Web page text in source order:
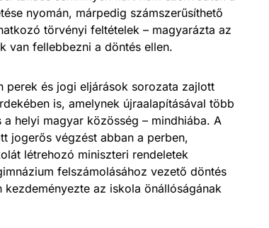
nyomán, márpedig számszerűsíthető
törvényi feltételek – magyarázta az
van fellebbezni a döntés ellen.
perek és jogi eljárások sorozata zajlott
is, amelynek újraalapításával több
helyi magyar közösség – mindhiába. A
jogerős végzést abban a perben,
létrehozó miniszteri rendeletek
felszámolásához vezető döntés
az iskola önállóságának